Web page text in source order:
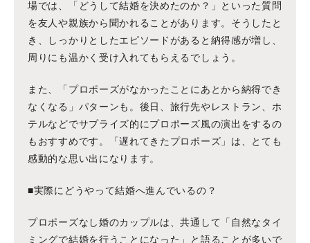
場では、「どうして結婚を決めたのか？」といった質問
を友人や親族から聞かれることがあります。そうしたと
き、しっかりとしたエピソードがあると納得感が増し、
周りにも温かく受け入れてもらえるでしょう。
また、「プロポーズがなかったことにあとから納得でき
なくなる」パターンも。後日、旅行先やレストラン、ホ
テルなどでサプライズ的にプロポーズ風の演出をするの
もおすすめです。「遅れてきたプロポーズ」は、とても
感動的な思い出になります。
■実際にどうやって結婚へ進んでいるの？
プロポーズなし婚のカップルは、共通して「自然なタイ
ミングで結婚を行うことになった」と語ることが多いで